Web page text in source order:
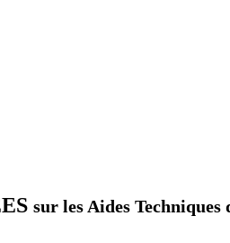
sur les Aides Techniques